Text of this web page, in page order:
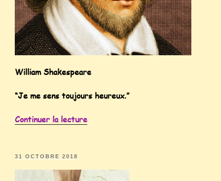
William Shakespeare
“Je me sens toujours heureux.”
Continuer la lecture
31 OCTOBRE 2018